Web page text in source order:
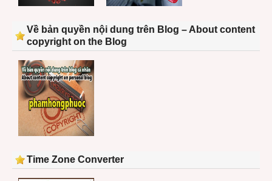
Về bản quyền nội dung trên Blog – About content
copyright on the Blog
Time Zone Converter